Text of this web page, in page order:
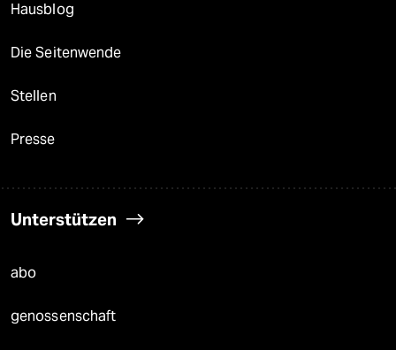
Hausblog
Die Seitenwende
Stellen
Presse
Unterstützen
abo
genossenschaft